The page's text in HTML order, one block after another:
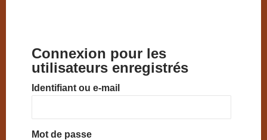
Connexion pour les
utilisateurs enregistrés
Identifiant ou e-mail
Mot de passe